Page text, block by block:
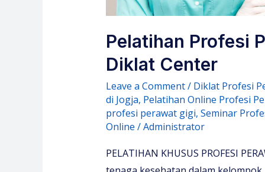
Pelatihan Profesi
Diklat Center
Leave a Comment/ Diklat Profesi
di Jogja, Pelatihan Online Profesi
profesi perawat gigi, Seminar
Online /Administrator
PELATIHAN KHUSUS PROFESI